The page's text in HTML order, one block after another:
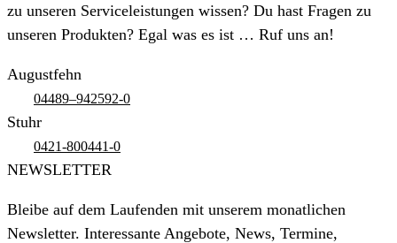
zu unseren Serviceleistungen wissen? Du hast Fragen zu
unseren Produkten? Egal was es ist … Ruf uns an!
Augustfehn
04489–942592-0
Stuhr
0421-800441-0
NEWSLETTER
Bleibe auf dem Laufenden mit unserem monatlichen
Newsletter. Interessante Angebote, News, Termine,